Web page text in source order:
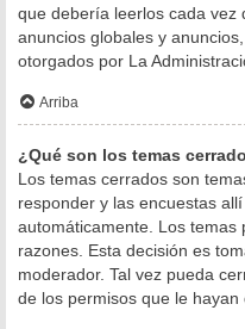
que debería leerlos cada vez
anuncios globales y
otorgados por La
Arriba
¿Qué son los temas
Los temas cerrados son
responder y las encuestas
automáticamente. Los
razones. Esta decisión es
moderador. Tal vez pueda
de los permisos que le